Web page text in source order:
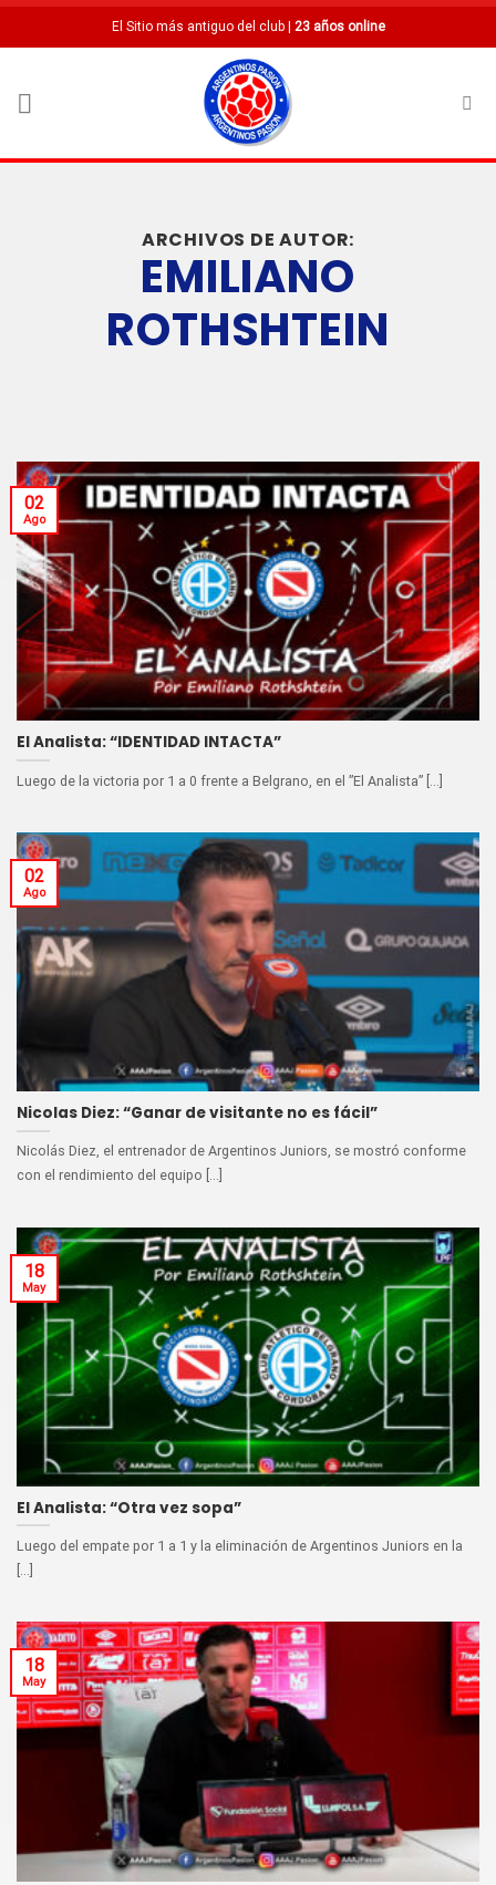
Saltar
El Sitio más antiguo del club | 23 años online
ARCHIVOS DE AUTOR:
EMILIANO
ROTHSHTEIN
El Analista: “IDENTIDAD INTACTA”
Luego de la victoria por 1 a 0 frente a Belgrano, en el ”El Analista” [...]
02
Ago
Nicolas Diez: “Ganar de visitante no es fácil”
Nicolás Diez, el entrenador de Argentinos Juniors, se mostró conforme
con el rendimiento del equipo [...]
02
Ago
El Analista: “Otra vez sopa”
Luego del empate por 1 a 1 y la eliminación de Argentinos Juniors en la
[...]
18
May
18
May